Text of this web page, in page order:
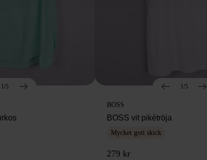
1/5 1/5
BOSS
BOSS vit pikétröja
Mycket gott skick
279 kr